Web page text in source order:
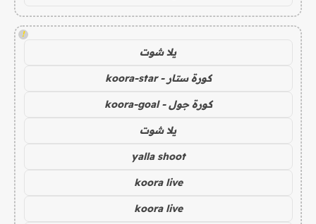
!
يلا شوت
كورة ستار - koora-star
كورة جول - koora-goal
يلا شوت
yalla shoot
koora live
koora live